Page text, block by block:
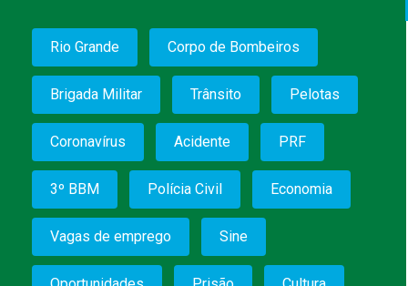
Rio Grande Corpo de Bombeiros
Brigada Militar Trânsito Pelotas
Coronavírus Acidente PRF
3º BBM Polícia Civil Economia
Vagas de emprego Sine